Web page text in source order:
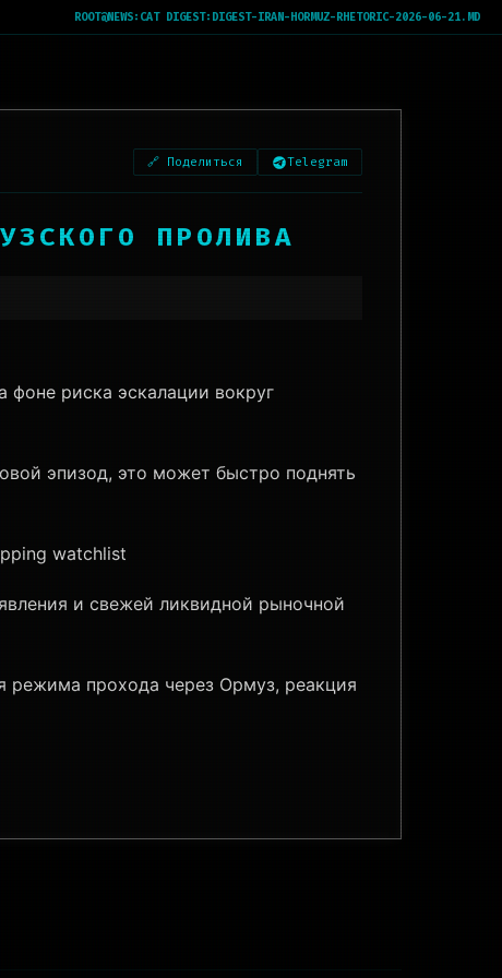
ROOT@NEWS: CAT DIGEST:DIGEST-IRAN-HORMUZ-RHETORIC-2026-06-21.MD
🔗 Поделиться Telegram
ПРОЛИВА
риска эскалации вокруг
эпизод, это может быстро поднять
watchlist
и свежей ликвидной рыночной
режима прохода через Ормуз, реакция